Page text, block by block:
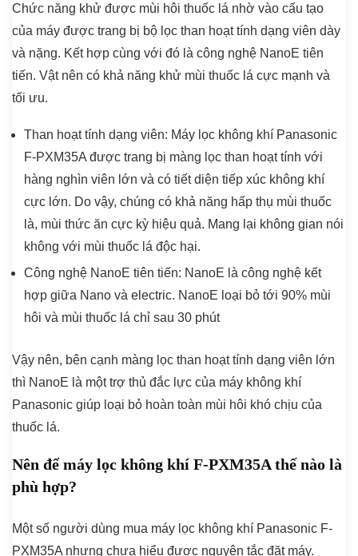
Chức năng khử được mùi hôi thuốc lá nhờ vào cấu tạo
của máy được trang bị bộ lọc than hoạt tính dạng viên dày
và nặng. Kết hợp cùng với đó là công nghệ NanoE tiên
tiến. Vật nên có khả năng khử mùi thuốc lá cực mạnh và
tối ưu.
Than hoạt tính dạng viên: Máy lọc không khí Panasonic
F-PXM35A được trang bị màng lọc than hoạt tính với
hàng nghìn viên lớn và có tiết diện tiếp xúc không khí
cực lớn. Do vậy, chúng có khả năng hấp thụ mùi thuốc
là, mùi thức ăn cực kỳ hiệu quả. Mang lại không gian nói
không với mùi thuốc lá độc hại.
Công nghệ NanoE tiên tiến: NanoE là công nghệ kết
hợp giữa Nano và electric. NanoE loại bỏ tới 90% mùi
hôi và mùi thuốc lá chỉ sau 30 phút
Vậy nên, bên cạnh màng lọc than hoạt tính dạng viên lớn
thì NanoE là một trợ thủ đắc lực của máy không khí
Panasonic giúp loại bỏ hoàn toàn mùi hôi khó chịu của
thuốc lá.
Nên để máy lọc không khí F-PXM35A thế nào là
phù hợp?
Một số người dùng mua máy lọc không khí Panasonic F-
PXM35A nhưng chưa hiểu được nguyên tắc đặt máy.